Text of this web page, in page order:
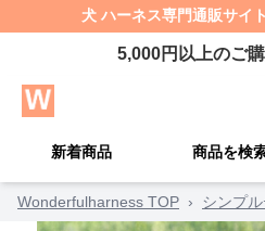
犬 ハーネス専門通販サイト
5,000円以上のご
新着商品 商品を検
Wonderfulharness TOP › シンプ